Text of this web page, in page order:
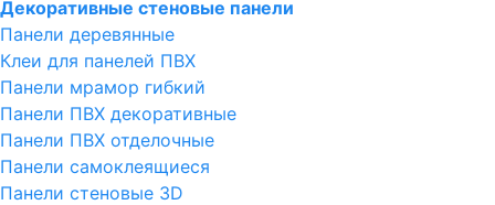
Декоративные стеновые панели
Панели деревянные
Клеи для панелей ПВХ
Панели мрамор гибкий
Панели ПВХ декоративные
Панели ПВХ отделочные
Панели самоклеящиеся
Панели стеновые 3D